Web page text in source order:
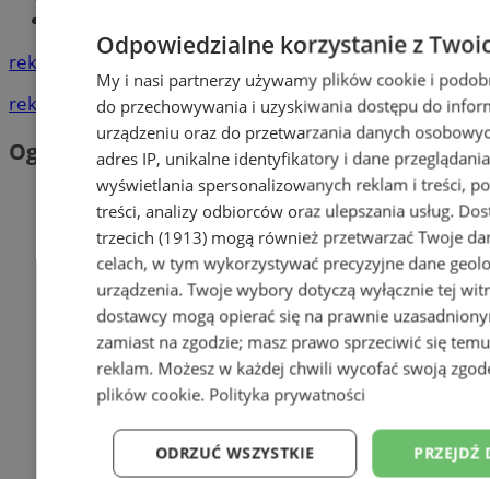
reklama
reklama
Ogłoszenia
Odpowiedzialne korzystanie z
My i nasi partnerzy używamy plików cookie i
do przechowywania i uzyskiwania dostępu do
urządzeniu oraz do przetwarzania danych
adres IP, unikalne identyfikatory i dane
wyświetlania spersonalizowanych reklam i treści,
treści, analizy odbiorców oraz ulepszania usług.
trzecich (1913) mogą również przetwarzać Twoje
celach, w tym wykorzystywać precyzyjne dane
urządzenia. Twoje wybory dotyczą wyłącznie tej
dostawcy mogą opierać się na prawnie
zamiast na zgodzie; masz prawo sprzeciwić się
reklam. Możesz w każdej chwili wycofać swoją
plików cookie. Polityka prywatności
PRZEJDŹ
ODRZUĆ WSZYSTKIE